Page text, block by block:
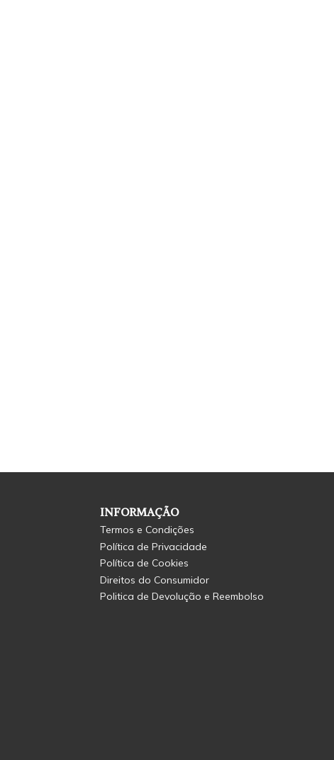
INFORMAÇÃO
Termos e Condições
Política de Privacidade
Política de Cookies
Direitos do Consumidor
Politica de Devolução e Reembolso